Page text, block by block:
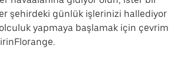
şehirdeki günlük işlerinizi hallediyor
yapmaya başlamak için çevrim